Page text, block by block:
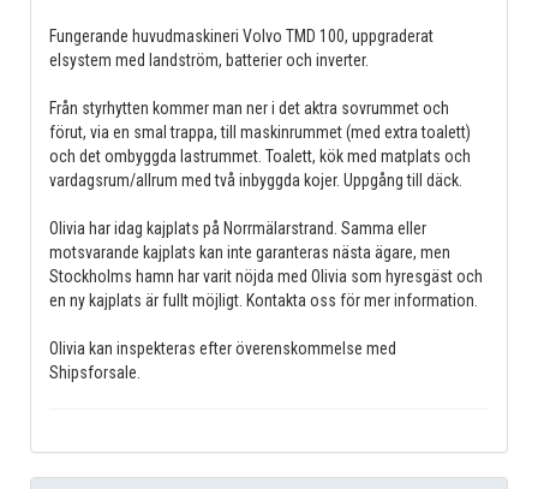
Fungerande huvudmaskineri Volvo TMD 100, uppgraderat
elsystem med landström, batterier och inverter.
Från styrhytten kommer man ner i det aktra sovrummet och
förut, via en smal trappa, till maskinrummet (med extra toalett)
och det ombyggda lastrummet. Toalett, kök med matplats och
vardagsrum/allrum med två inbyggda kojer. Uppgång till däck.
Olivia har idag kajplats på Norrmälarstrand. Samma eller
motsvarande kajplats kan inte garanteras nästa ägare, men
Stockholms hamn har varit nöjda med Olivia som hyresgäst och
en ny kajplats är fullt möjligt. Kontakta oss för mer information.
Olivia kan inspekteras efter överenskommelse med
Shipsforsale.